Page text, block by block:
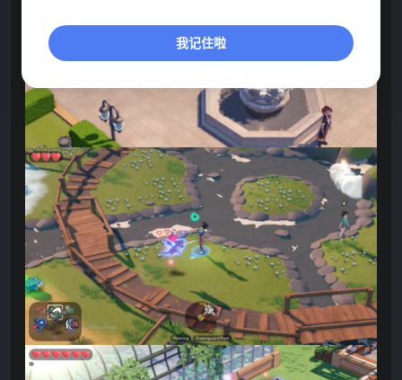
我记住啦